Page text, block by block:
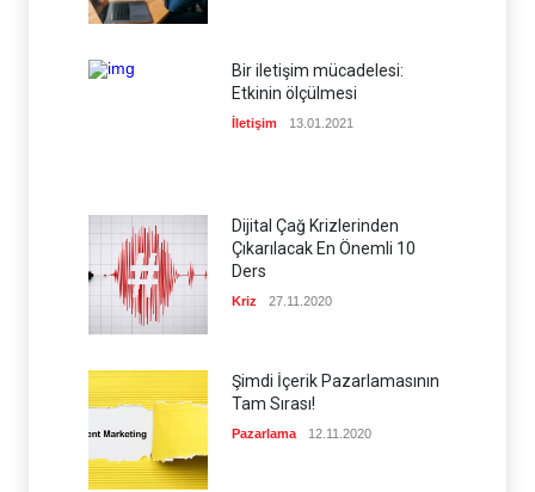
Bir iletişim mücadelesi:
Etkinin ölçülmesi
İletişim 13.01.2021
Dijital Çağ Krizlerinden
Çıkarılacak En Önemli 10
Ders
Kriz 27.11.2020
Şimdi İçerik Pazarlamasının
Tam Sırası!
Pazarlama 12.11.2020